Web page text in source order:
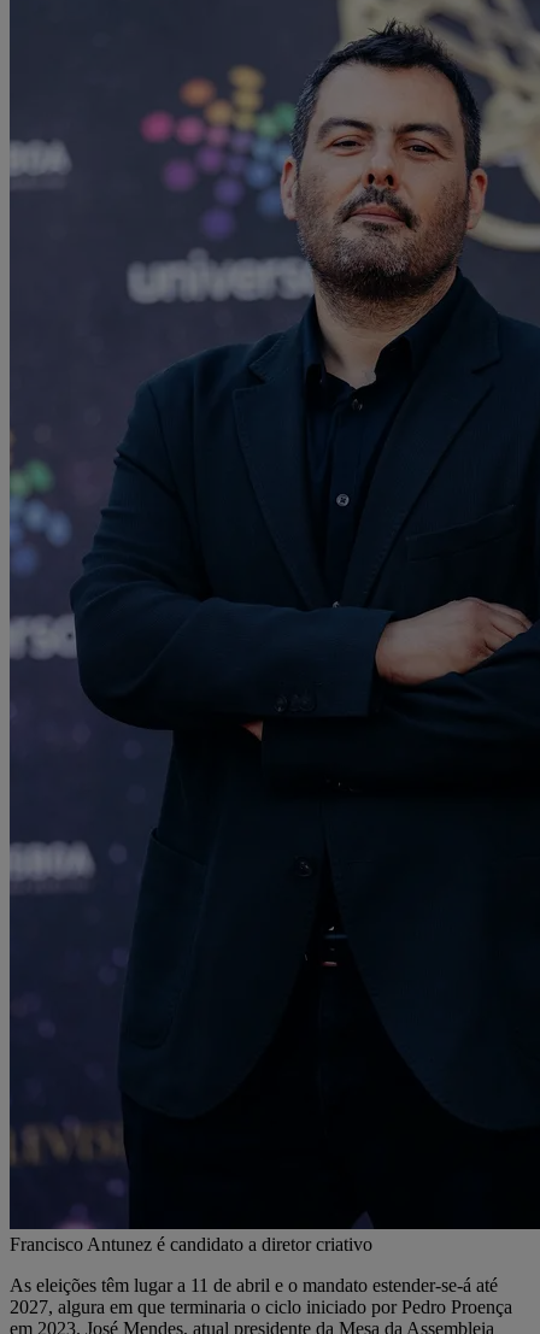
Francisco Antunez é candidato a diretor criativo
As eleições têm lugar a 11 de abril e o mandato estender-se-á até
2027, algura em que terminaria o ciclo iniciado por Pedro Proença
em 2023. José Mendes, atual presidente da Mesa da Assembleia